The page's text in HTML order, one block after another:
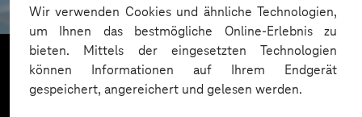
Wir verwenden Cookies und ähnliche Technologien,
um Ihnen das bestmögliche Online-Erlebnis zu
bieten. Mittels der eingesetzten Technologien
können Informationen auf Ihrem Endgerät
gespeichert, angereichert und gelesen werden.
Mehr Resilienz für Klinik-IT
Mehr laden